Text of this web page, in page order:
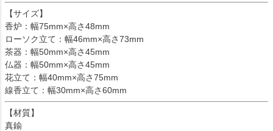
【サイズ】
香炉：幅75mm×高さ48mm
ローソク立て：幅46mm×高さ73mm
茶器：幅50mm×高さ45mm
仏器：幅50mm×高さ45mm
花立て：幅40mm×高さ75mm
線香立て：幅30mm×高さ60mm
【材質】
真鍮